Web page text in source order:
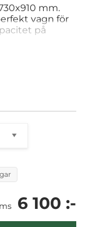
mm.
vagn för
på
6 100 :-